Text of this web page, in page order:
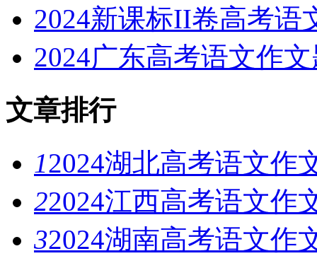
2024新课标II卷高考语
2024广东高考语文作
文章排行
12024湖北高考语文作
22024江西高考语文作
32024湖南高考语文作